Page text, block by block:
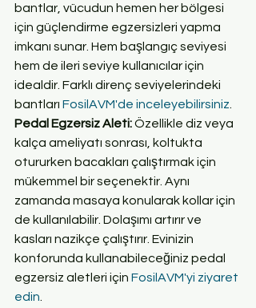
bantlar, vücudun hemen her bölgesi
için güçlendirme egzersizleri yapma
imkanı sunar. Hem başlangıç seviyesi
hem de ileri seviye kullanıcılar için
idealdir. Farklı direnç seviyelerindeki
bantları FosilAVM'de inceleyebilirsiniz
Pedal Egzersiz Aleti: Özellikle diz veya
kalça ameliyatı sonrası, koltukta
otururken bacakları çalıştırmak için
mükemmel bir seçenektir. Aynı
zamanda masaya konularak kollar için
de kullanılabilir. Dolaşımı artırır ve
kasları nazikçe çalıştırır. Evinizin
konforunda kullanabileceğiniz pedal
egzersiz aletleri için FosilAVM'yi ziyaret
edin